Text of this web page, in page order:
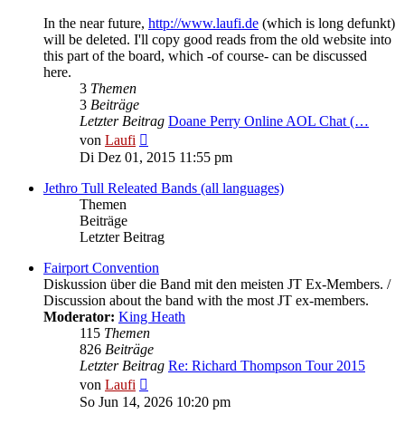
In the near future, http://www.laufi.de (which is long defunkt)
will be deleted. I'll copy good reads from the old website into
this part of the board, which -of course- can be discussed
here.
3 Themen
3 Beiträge
Letzter Beitrag Doane Perry Online AOL Chat (…
von Laufi
Beitrag
Di Dez 01, 2015 11:55 pm
Jethro Tull Releated Bands (all languages)
Themen
Beiträge
Letzter Beitrag
Fairport Convention
Diskussion über die Band mit den meisten JT Ex-Members. /
Discussion about the band with the most JT ex-members.
Moderator: King Heath
115 Themen
826 Beiträge
Letzter Beitrag Re: Richard Thompson Tour 2015
von Laufi
Beitrag
So Jun 14, 2026 10:20 pm